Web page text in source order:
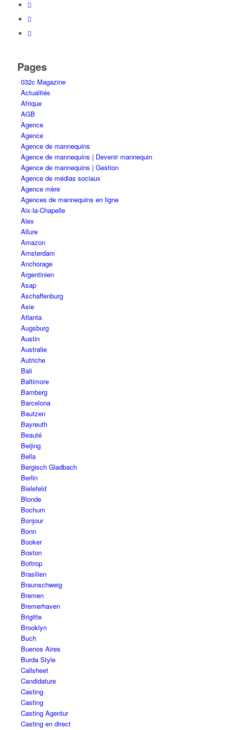
Pages
032c Magazine
Actualités
Afrique
AGB
Agence
Agence
Agence de mannequins
Agence de mannequins | Devenir mannequin
Agence de mannequins | Gestion
Agence de médias sociaux
Agence mère
Agences de mannequins en ligne
Aix-la-Chapelle
Alex
Allure
Amazon
Amsterdam
Anchorage
Argentinien
Asap
Aschaffenburg
Asie
Atlanta
Augsburg
Austin
Australie
Autriche
Bali
Baltimore
Bamberg
Barcelona
Bautzen
Bayreuth
Beauté
Beijing
Bella
Bergisch Gladbach
Berlin
Bielefeld
Blonde
Bochum
Bonjour
Bonn
Booker
Boston
Bottrop
Brasilien
Braunschweig
Bremen
Bremerhaven
Brigitte
Brooklyn
Buch
Buenos Aires
Burda Style
Callsheet
Candidature
Casting
Casting
Casting Agentur
Casting en direct